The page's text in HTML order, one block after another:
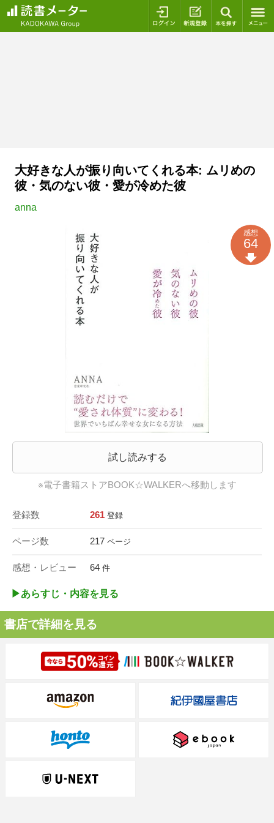
ログイン 新規登録
大好きな人が振り向いてくれる本: ムリめの
彼・気のない彼・愛が冷めた彼
anna
試し読みする
※電子書籍ストアBOOK☆WALKERへ移動します
登録数 261 登録
ページ数 217 ページ
感想・レビュー 64 件
感想
64
▶︎あらすじ・内容を見る
書店で詳細を見る